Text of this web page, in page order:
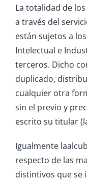
La totalidad de
a través del
están sujetos a
Intelectual e
terceros. Dicho
duplicado,
cualquier otra
sin el previo y
escrito su titular
Igualmente
respecto de las
distintivos que se